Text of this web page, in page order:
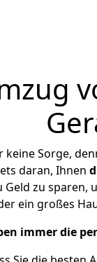
Sorge,
daran, Ihnen
zu
ein großes
immer die